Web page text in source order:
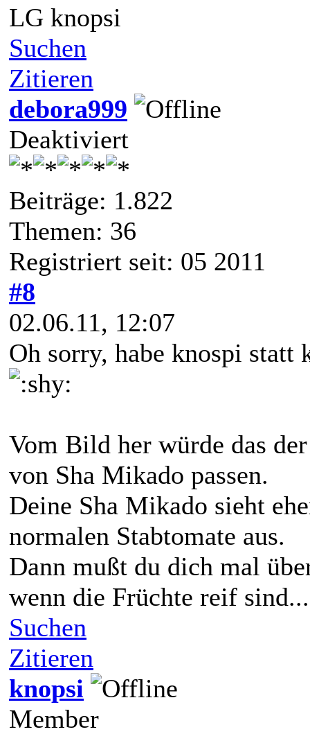
LG knopsi
Suchen
Zitieren
debora999
Deaktiviert
Beiträge: 1.822
Themen: 36
Registriert seit: 05 2011
#8
02.06.11, 12:07
Oh sorry, habe knospi statt
Vom Bild her würde das
von Sha Mikado passen.
Deine Sha Mikado sieht
normalen Stabtomate aus.
Dann mußt du dich mal
wenn die Früchte reif sind...
Suchen
Zitieren
knopsi
Member